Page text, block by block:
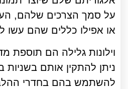
על סמך הצרכים שלהם,
או אפילו כללים שהם עשו
וילונות גלילה הם תוספת
ניתן להתקין אותם בשניות
להשתמש בהם בחדרי